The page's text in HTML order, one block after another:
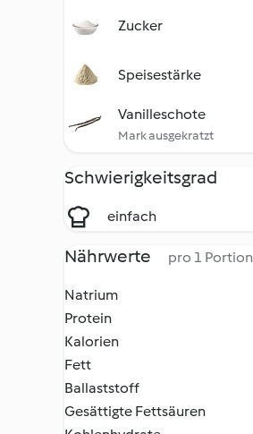
Zucker
Speisestärke
Vanilleschote
Mark ausgekratzt
Schwierigkeitsgrad
einfach
Nährwerte pro 1 Portion
Natrium
Protein
Kalorien
Fett
Ballaststoff
Gesättigte Fettsäuren